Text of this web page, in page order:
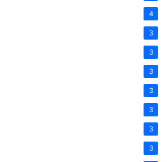
4
3
3
3
3
3
3
3